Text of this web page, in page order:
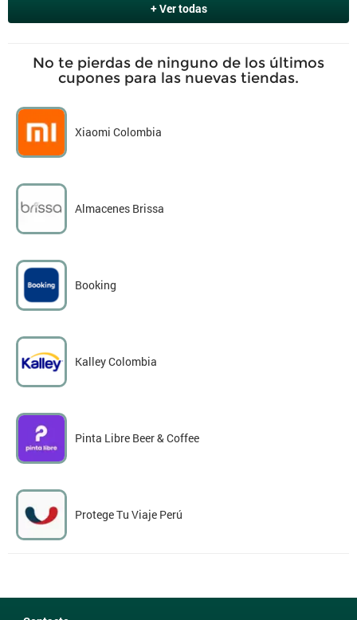
+ Ver todas
No te pierdas de ninguno de los últimos
cupones para las nuevas tiendas.
Xiaomi Colombia
Almacenes Brissa
Booking
Kalley Colombia
Pinta Libre Beer & Coffee
Protege Tu Viaje Perú